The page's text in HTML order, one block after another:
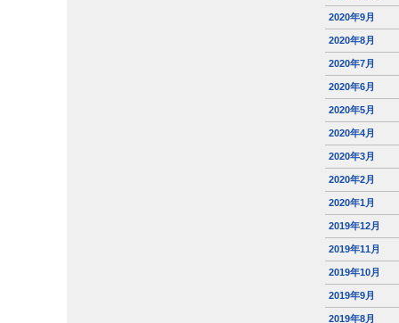
2020年9月
2020年8月
2020年7月
2020年6月
2020年5月
2020年4月
2020年3月
2020年2月
2020年1月
2019年12月
2019年11月
2019年10月
2019年9月
2019年8月